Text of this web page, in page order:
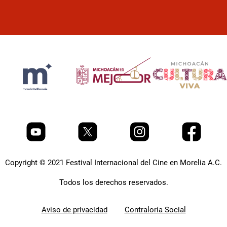
Copyright © 2021 Festival Internacional del Cine en Morelia A.C.
Todos los derechos reservados.
Aviso de privacidad Contraloría Social